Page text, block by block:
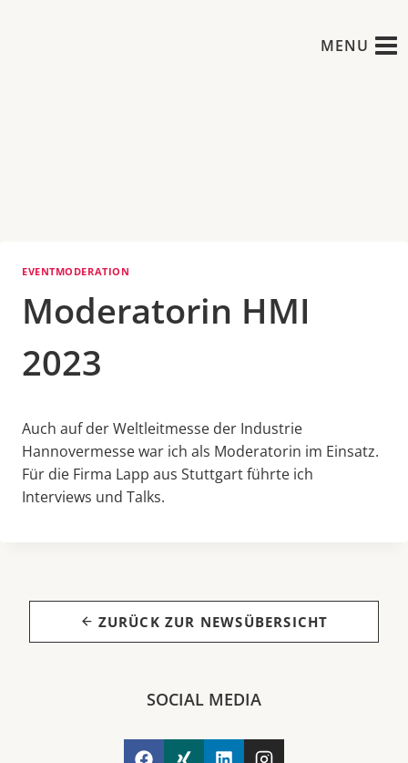
MENU
EVENTMODERATION
Moderatorin HMI
2023
Auch auf der Weltleitmesse der Industrie
Hannovermesse war ich als Moderatorin im Einsatz.
Für die Firma Lapp aus Stuttgart führte ich
Interviews und Talks.
ZURÜCK ZUR NEWSÜBERSICHT
SOCIAL MEDIA